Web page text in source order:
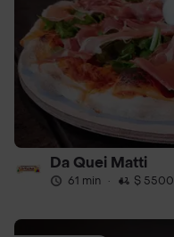
Da Quei Matti
61 min · $ 5500